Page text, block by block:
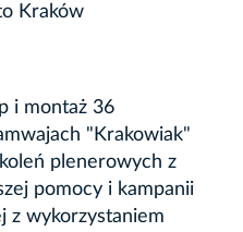
Kraków
i montaż 36
"Krakowiak"
plenerowych z
pomocy i kampanii
z wykorzystaniem